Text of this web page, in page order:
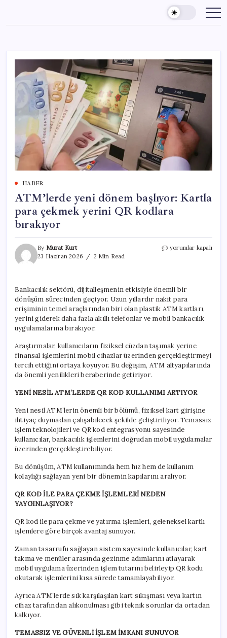
content
HABER
ATM’lerde yeni dönem başlıyor: Kartla
para çekmek yerini QR kodlara
bırakıyor
By Murat Kurt
23 Haziran 2026
2 Min Read
ATM’lerde
para
çekmek
yerini
QR
için
yorumlar kapalı
Bankacılık sektörü, dijitalleşmenin etkisiyle önemli bir
dönüşüm sürecinden geçiyor. Uzun yıllardır nakit para
erişiminin temel araçlarından biri olan plastik ATM kartları,
yerini giderek daha fazla akıllı telefonlar ve mobil bankacılık
uygulamalarına bırakıyor.
Araştırmalar, kullanıcıların fiziksel cüzdan taşımak yerine
finansal işlemlerini mobil cihazlar üzerinden gerçekleştirmeyi
tercih ettiğini ortaya koyuyor. Bu değişim, ATM altyapılarında
da önemli yenilikleri beraberinde getiriyor.
YENİ NESİL ATM’LERDE QR KOD KULLANIMI ARTIYOR
Yeni nesil ATM’lerin önemli bir bölümü, fiziksel kart girişine
ihtiyaç duymadan çalışabilecek şekilde geliştiriliyor. Temassız
işlem teknolojileri ve QR kod entegrasyonu sayesinde
kullanıcılar, bankacılık işlemlerini doğrudan mobil uygulamalar
üzerinden gerçekleştirebiliyor.
Bu dönüşüm, ATM kullanımında hem hız hem de kullanım
kolaylığı sağlayan yeni bir dönemin kapılarını aralıyor.
QR KOD İLE PARA ÇEKME İŞLEMLERİ NEDEN
YAYGINLAŞIYOR?
QR kod ile para çekme ve yatırma işlemleri, geleneksel kartlı
işlemlere göre birçok avantaj sunuyor.
Zaman tasarrufu sağlayan sistem sayesinde kullanıcılar, kart
takma ve menüler arasında gezinme adımlarını atlayarak
mobil uygulama üzerinden işlem tutarını belirleyip QR kodu
okutarak işlemlerini kısa sürede tamamlayabiliyor.
Ayrıca ATM’lerde sık karşılaşılan kart sıkışması veya kartın
cihaz tarafından alıkonulması gibi teknik sorunlar da ortadan
kalkıyor.
TEMASSIZ VE GÜVENLİ İŞLEM İMKANI SUNUYOR